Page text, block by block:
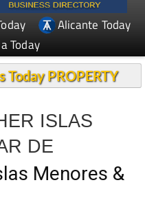
Alicante Today
Today
Today PROPERTY
ISLAS
DE
Menores &